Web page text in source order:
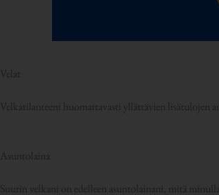
Velat
Velkatilanteeni huomattavasti yllättävien lisätulojen
Asuntolaina
Suurin velkani on edelleen asuntolainani, mitä